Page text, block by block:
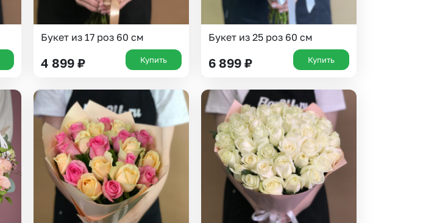
Букет из 17 роз 60 см
4 899 ₽ Купить
Букет из 25 роз 60 см
6 899 ₽ Купить